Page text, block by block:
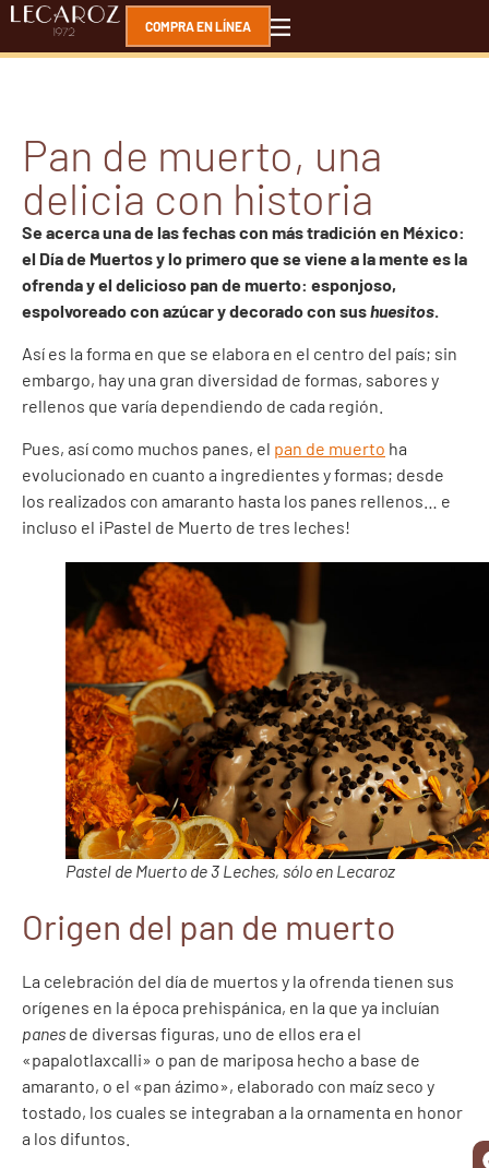
COMPRA EN LÍNEA
Pan de muerto, una
delicia con historia
Se acerca una de las fechas con más tradición en México:
el Día de Muertos y lo primero que se viene a la mente es la
ofrenda y el delicioso pan de muerto: esponjoso,
espolvoreado con azúcar y decorado con sushuesitos.
Así es la forma en que se elabora en el centro del país; sin
embargo, hay una gran diversidad de formas, sabores y
rellenos que varía dependiendo de cada región.
Pues, así como muchos panes, el pan de muerto ha
evolucionado en cuanto a ingredientes y formas; desde
los realizados con amaranto hasta los panes rellenos… e
incluso el ¡Pastel de Muerto de tres leches!
Pastel de Muerto de 3 Leches, sólo en Lecaroz
Origen del pan de muerto
La celebración del día de muertos y la ofrenda tienen sus
orígenes en la época prehispánica, en la que ya incluían
panes de diversas figuras, uno de ellos era el
«papalotlaxcalli» o pan de mariposa hecho a base de
amaranto, o el «pan ázimo», elaborado con maíz seco y
tostado, los cuales se integraban a la ornamenta en honor
a los difuntos.